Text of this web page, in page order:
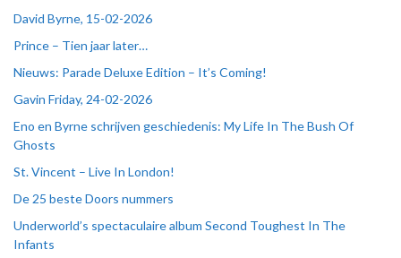
David Byrne, 15-02-2026
Prince – Tien jaar later…
Nieuws: Parade Deluxe Edition – It’s Coming!
Gavin Friday, 24-02-2026
Eno en Byrne schrijven geschiedenis: My Life In The Bush Of
Ghosts
St. Vincent – Live In London!
De 25 beste Doors nummers
Underworld’s spectaculaire album Second Toughest In The
Infants